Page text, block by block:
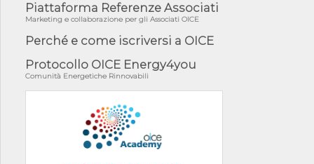
Piattaforma Referenze Associati
Marketing e collaborazione per gli Associati OICE
Perché e come iscriversi a OICE
Protocollo OICE Energy4you
Comunità Energetiche Rinnovabili